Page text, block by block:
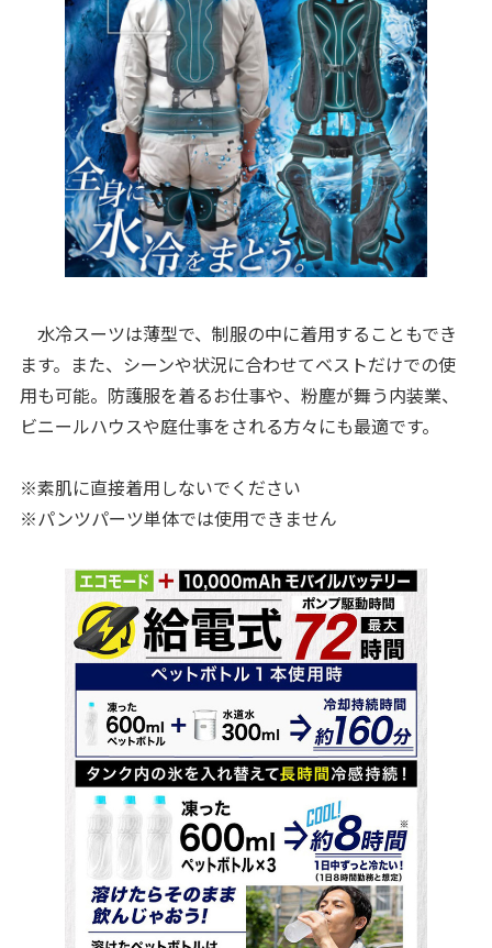
水冷スーツは薄型で、制服の中に着用することもでき
ます。また、シーンや状況に合わせてベストだけでの使
用も可能。防護服を着るお仕事や、粉塵が舞う内装業、
ビニールハウスや庭仕事をされる方々にも最適です。
※素肌に直接着用しないでください
※パンツパーツ単体では使用できません